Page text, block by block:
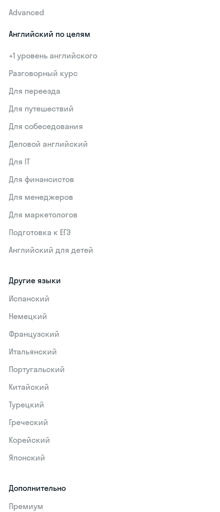
Advanced
Английский по целям
+1 уровень английского
Разговорный курс
Для переезда
Для путешествий
Для собеседования
Деловой английский
Для IT
Для финансистов
Для менеджеров
Для маркетологов
Подготовка к ЕГЭ
Английский для детей
Другие языки
Испанский
Немецкий
Французский
Итальянский
Португальский
Китайский
Турецкий
Греческий
Корейский
Японский
Дополнительно
Премиум